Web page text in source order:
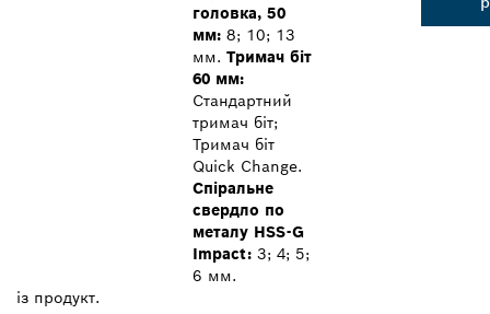
головка, 50
мм: 8; 10; 13
мм. Тримач біт
60 мм:
Стандартний
тримач біт;
Тримач біт
Quick Change.
Спіральне
свердло по
металу HSS-G
Impact: 3; 4; 5;
6 мм.
із продукт.